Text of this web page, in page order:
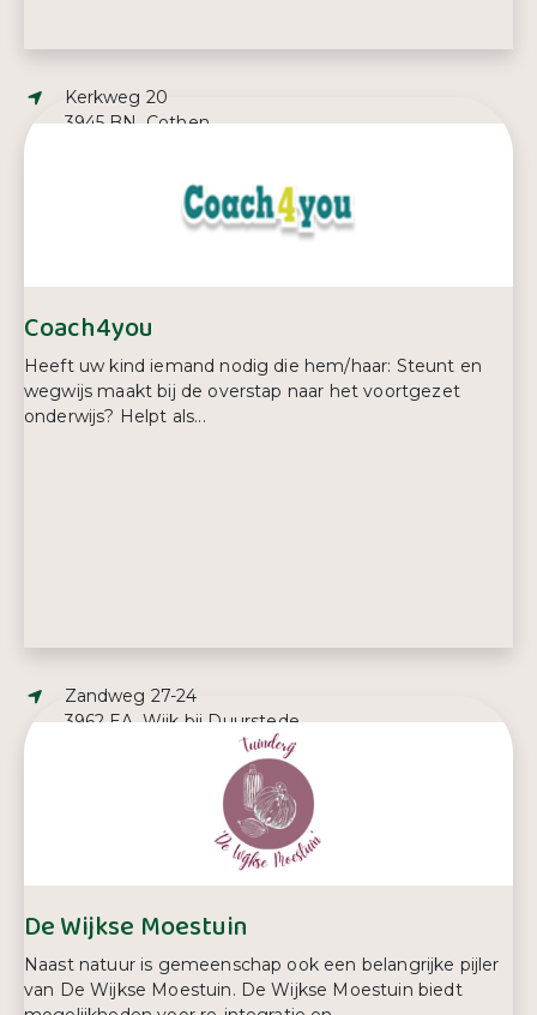
Adres:
Kerkweg 20
3945 BN, Cothen
Telefoonnummer:
Coach4you
Heeft uw kind iemand nodig die hem/haar: Steunt en
wegwijs maakt bij de overstap naar het voortgezet
onderwijs? Helpt als...
Adres:
Zandweg 27-24
3962 EA, Wijk bij Duurstede
De Wijkse Moestuin
Naast natuur is gemeenschap ook een belangrijke pijler
van De Wijkse Moestuin. De Wijkse Moestuin biedt